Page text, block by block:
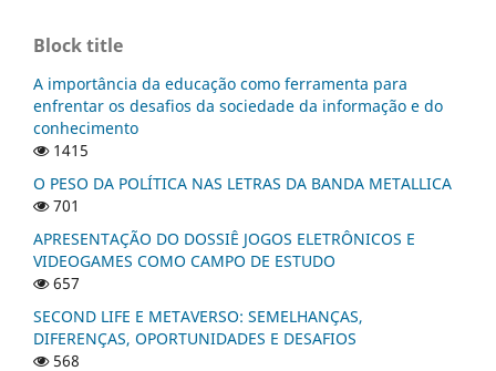
Block title
A importância da educação como ferramenta para
enfrentar os desafios da sociedade da informação e do
conhecimento
1415
O PESO DA POLÍTICA NAS LETRAS DA BANDA METALLICA
701
APRESENTAÇÃO DO DOSSIÊ JOGOS ELETRÔNICOS E
VIDEOGAMES COMO CAMPO DE ESTUDO
657
SECOND LIFE E METAVERSO: SEMELHANÇAS,
DIFERENÇAS, OPORTUNIDADES E DESAFIOS
568